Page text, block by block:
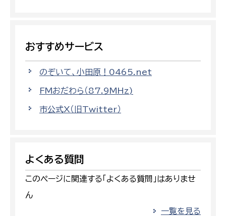
おすすめサービス
のぞいて、小田原！0465.net
FMおだわら（87.9MHz)
市公式X（旧Twitter）
よくある質問
このページに関連する「よくある質問」はありませ
ん
一覧を見る